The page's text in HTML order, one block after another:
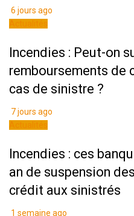
6 jours ago
Incendies : Peut-on
remboursements de
cas de sinistre ?
7 jours ago
Incendies : ces
an de suspension
crédit aux sinistrés
1 semaine ago